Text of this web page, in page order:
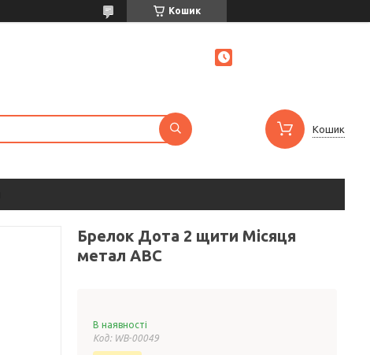
Кошик
Кошик
Брелок Дота 2 щити Місяця
метал ABC
В наявності
Код: WB-00049